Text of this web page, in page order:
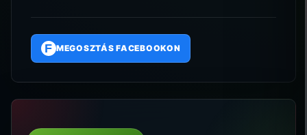
F MEGOSZTÁS FACEBOOKON